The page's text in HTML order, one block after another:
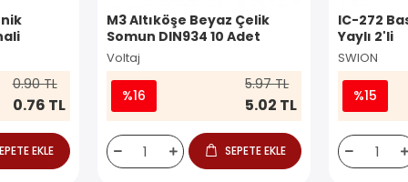
0.90 TL
0.76 TL
EKLE
M3 Altıköşe Beyaz Çelik
Somun DIN934 10 Adet
Voltaj
%16
5.97 TL
5.02 TL
SEPETE EKLE
IC-272
Yaylı 2'li
SWION
%15